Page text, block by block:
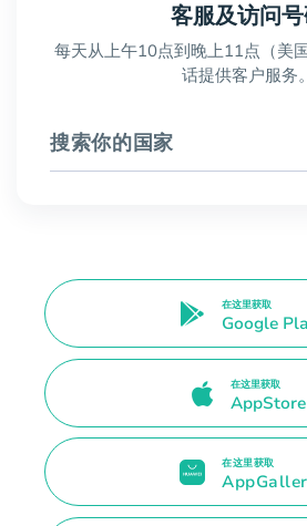
客服及访问
每天从上午10点到晚上11点（美
话提供客户服务。
搜索你的国家
在这里获取
Google
在这里获取
AppStore
在这里获取